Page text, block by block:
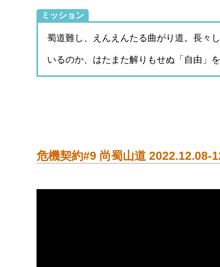
ミッション
蜀道難し、えんえんたる曲がり道。長々
いるのか、はたまた解りもせぬ「自由」
危機契約#9 尚蜀山道 2022.12.08-